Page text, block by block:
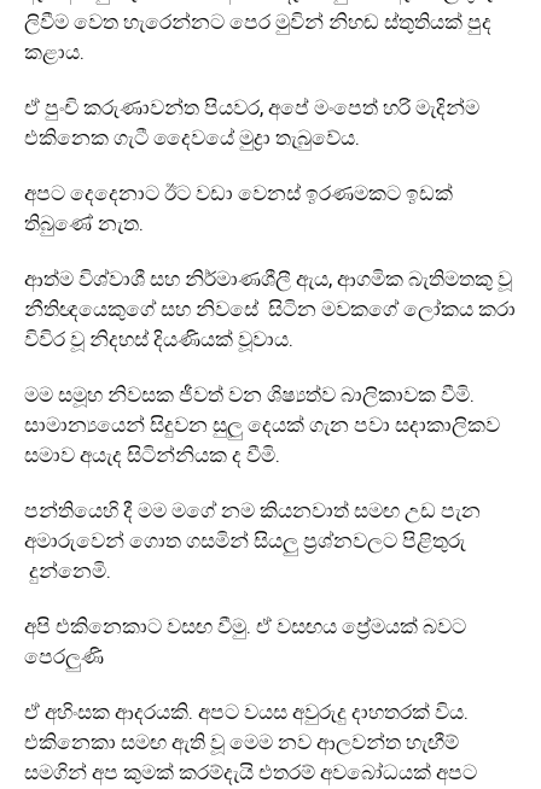
ලිවීම වෙත හැරෙන්නට පෙර මුවින් නිහඬ ස්තුතියක් පුද
කළාය.
ඒ පුංචි කරුණාවන්ත පියවර, අපේ මංපෙත් හරි මැදින්ම
එකිනෙක ගැටී දෛවයේ මුද්‍රා තැබුවේය.
අපට දෙදෙනාට ඊට වඩා වෙනස් ඉරණමකට ඉඩක්
තිබුණේ නැත.
ආත්ම විශ්වාශී සහ නිර්මාණශීලී ඇය, ආගමික බැතිමතකු වූ
නීතිඥයෙකුගේ සහ නිවසේ සිටින මවකගේ ලෝකය කරා
විවිර වූ නිදහස් දියණියක් වූවාය.
මම සමූහ නිවසක ජීවත් වන ශිෂ්‍යත්ව බාලිකාවක වීමි.
සාමාන්‍යයෙන් සිදුවන සුලු දෙයක් ගැන පවා සදාකාලිකව
සමාව අයැද සිටින්නියක ද වීමි.
පන්තියෙහි දී මම මගේ නම කියනවාත් සමඟ උඩ පැන
අමාරුවෙන් ගොත ගසමින් සියලු ප්‍රශ්නවලට පිළිතුරු
දුන්නෙමි.‍
අපි එකිනෙකාට වසඟ වීමු. ඒ වසඟය ප්‍රේමයක් බවට
පෙරලුණි
ඒ අහිංසක ආදරයකි. අපට වයස අවුරුදු දාහතරක් විය.
එකිනෙකා සමඟ ඇති වූ මෙම නව ආලවන්ත හැඟීම්
සමගින් අප කුමක් කරම්දැයි එතරම් අවබෝධයක් අපට